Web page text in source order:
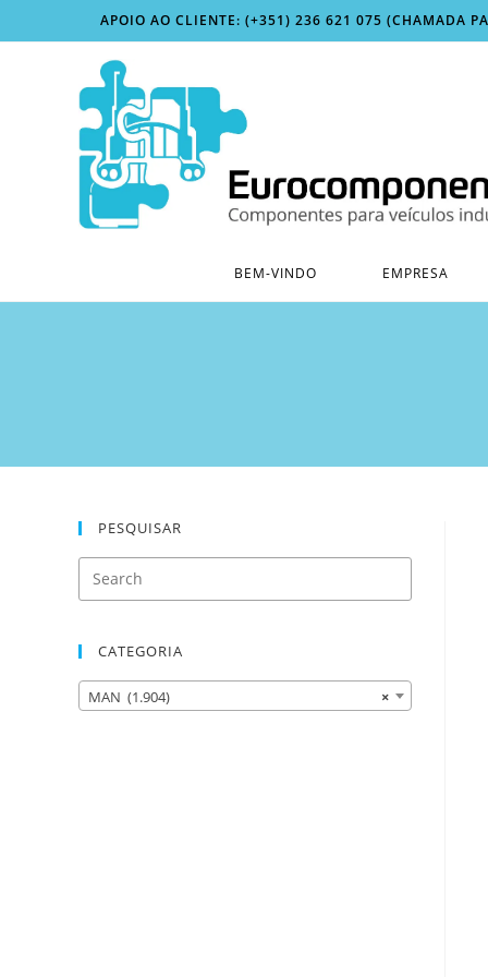
to
APOIO AO CLIENTE: (+351) 236 621 075 (CHAMADA
BEM-VINDO EMPRESA
PESQUISAR
CATEGORIA
×
MAN (1.904)